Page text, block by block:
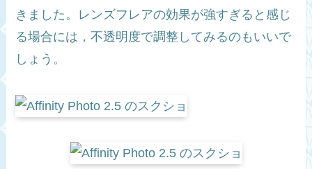
きました。レンズフレアの効果が強すぎると感じ
る場合には，不透明度で調整してみるのもいいで
しょう。